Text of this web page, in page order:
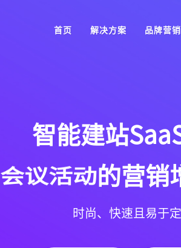
首页 解决方案 品牌营销
智能建站
跨境电商
会议活动的营销
时尚、快速且易于